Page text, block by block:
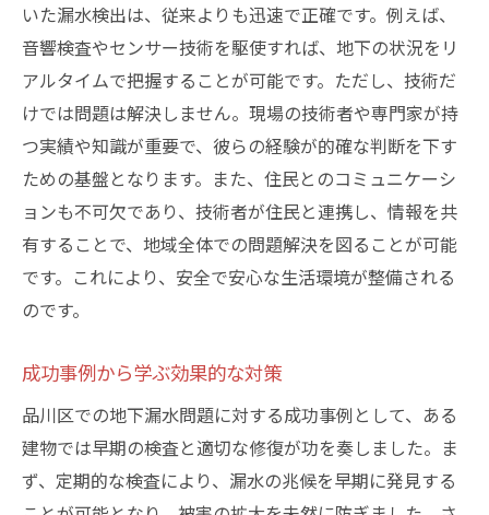
いた漏水検出は、従来よりも迅速で正確です。例えば、
音響検査やセンサー技術を駆使すれば、地下の状況をリ
アルタイムで把握することが可能です。ただし、技術だ
けでは問題は解決しません。現場の技術者や専門家が持
つ実績や知識が重要で、彼らの経験が的確な判断を下す
ための基盤となります。また、住民とのコミュニケーシ
ョンも不可欠であり、技術者が住民と連携し、情報を共
有することで、地域全体での問題解決を図ることが可能
です。これにより、安全で安心な生活環境が整備される
のです。
成功事例から学ぶ効果的な対策
品川区での地下漏水問題に対する成功事例として、ある
建物では早期の検査と適切な修復が功を奏しました。ま
ず、定期的な検査により、漏水の兆候を早期に発見する